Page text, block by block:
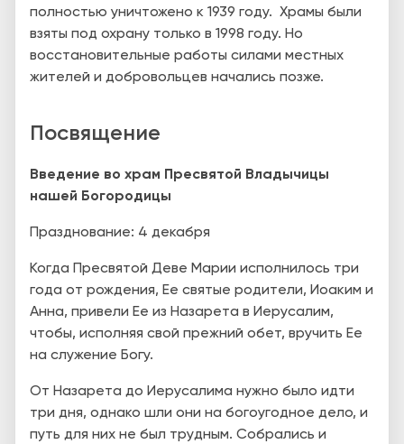
полностью уничтожено к 1939 году. Храмы были
взяты под охрану только в 1998 году. Но
восстановительные работы силами местных
жителей и добровольцев начались позже.
Посвящение
Введение во храм Пресвятой Владычицы
нашей Богородицы
Празднование: 4 декабря
Когда Пресвятой Деве Марии исполнилось три
года от рождения, Ее святые родители, Иоаким и
Анна, привели Ее из Назарета в Иерусалим,
чтобы, исполняя свой прежний обет, вручить Ее
на служение Богу.
От Назарета до Иерусалима нужно было идти
три дня, однако шли они на богоугодное дело, и
путь для них не был трудным. Собрались и